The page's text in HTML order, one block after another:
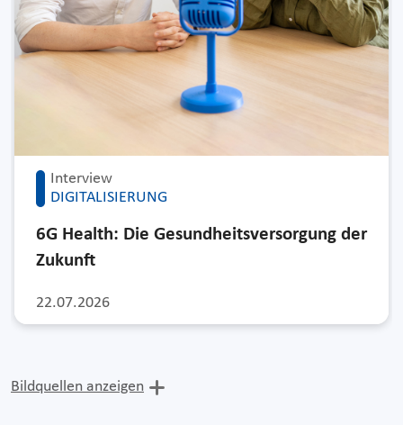
Interview
DIGITALISIERUNG
22.07.2026
6G Health: Die Gesundheitsversorgung der
Zukunft
Bildquellen anzeigen